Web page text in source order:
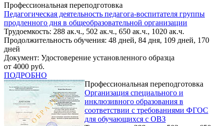
Профессиональная переподготовка
Педагогическая деятельность педагога-воспитателя группы
продленного дня в общеобразовательной организации
Трудоемкость: 288 ак.ч., 502 ак.ч., 650 ак.ч., 1020 ак.ч.
Продолжительность обучения: 48 дней, 84 дня, 109 дней, 170
дней
Документ: Удостоверение установленного образца
от 4000 руб.
ПОДРОБНО
Профессиональная переподготовка
Организация специального и
инклюзивного образования в
соответствии с требованиями ФГОС
для обучающихся с ОВЗ